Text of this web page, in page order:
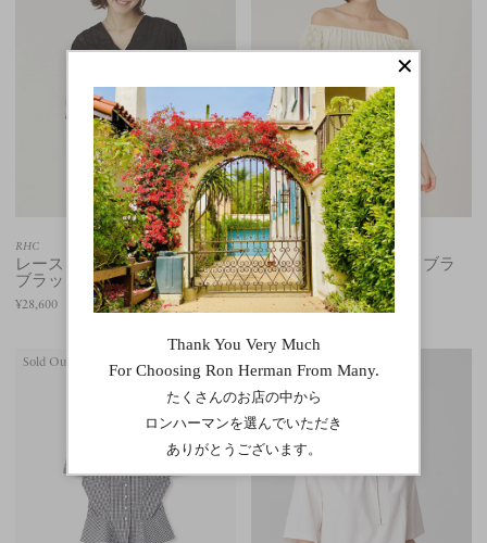
RHC
レース ブラウス（ホワイト/
ブラック）
¥28,600
RHC
レース オフショルダー ブラ
ウス
¥23,100
Sold Out Sold Out